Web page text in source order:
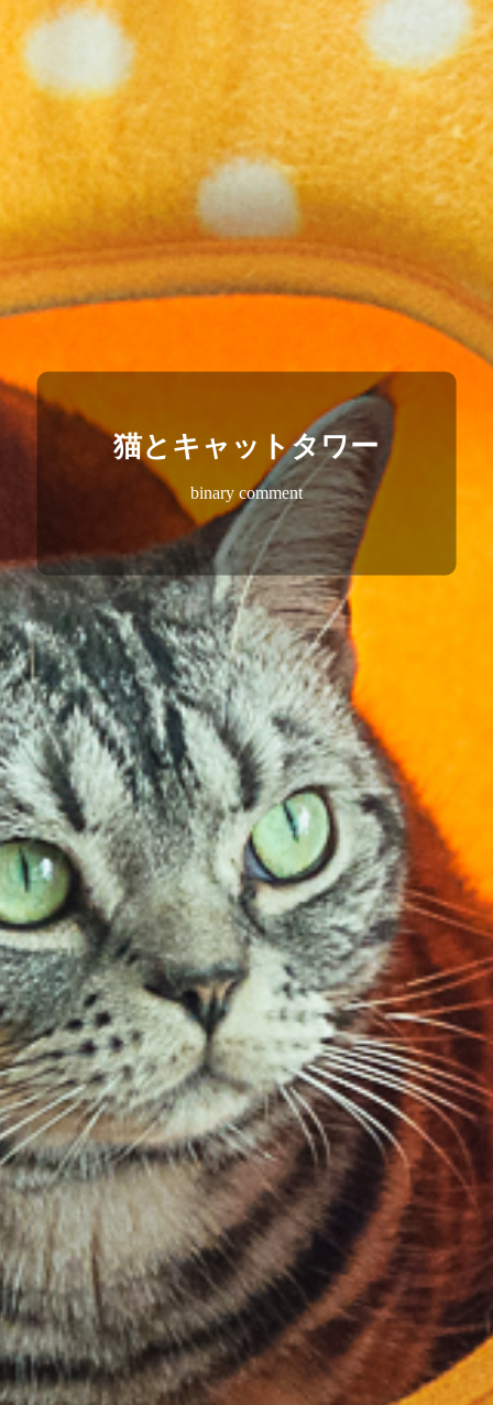
猫とキャットタワー
binary comment